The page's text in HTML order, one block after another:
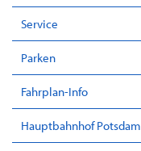
Service
Parken
Fahrplan-Info
Hauptbahnhof Potsdam